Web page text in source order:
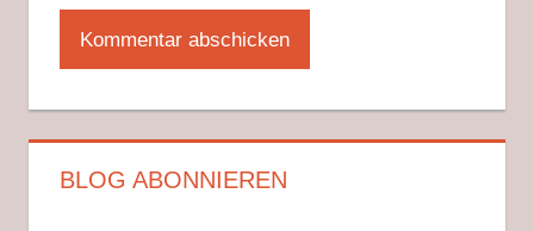
BLOG ABONNIEREN